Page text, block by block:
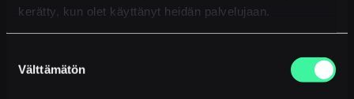
kerätty, kun olet käyttänyt heidän palvelujaan.
valinta
Välttämätön
USEIN KYSYTYT